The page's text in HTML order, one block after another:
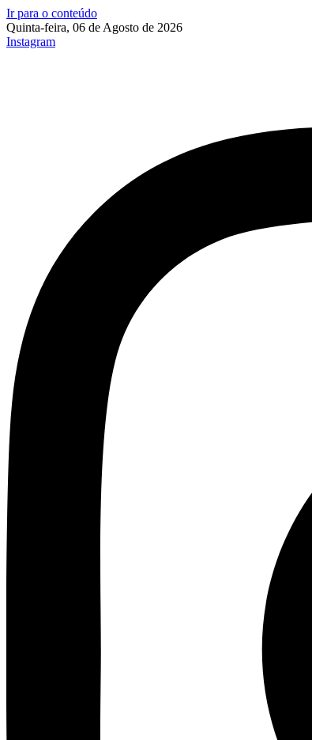
Ir para o conteúdo
Quinta-feira, 06 de Agosto de 2026
Instagram